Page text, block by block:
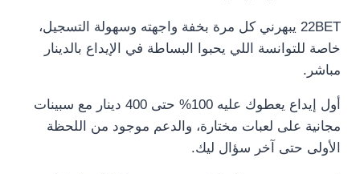
22BET يبهرني كل مرة بخفة واجهته وسهولة التسجيل،
خاصة للتوانسة اللي يحبوا البساطة في الإيداع بالدينار
مباشر.
أول إيداع يعطوك عليه 100% حتى 400 دينار مع سبينات
مجانية على لعبات مختارة، والدعم موجود من اللحظة
الأولى حتى آخر سؤال ليك.